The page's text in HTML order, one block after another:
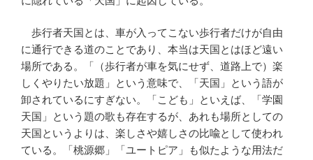
歩行者天国とは、車が入ってこない歩行者だけが自由
に通行できる道のことであり、本当は天国とはほど遠い
場所である。「（歩行者が車を気にせず、道路上で）楽
しくやりたい放題」という意味で、「天国」という語が
卸されているにすぎない。「こども」といえば、「学園
天国」という題の歌も存在するが、あれも場所としての
天国というよりは、楽しさや嬉しさの比喩として使われ
ている。「桃源郷」「ユートピア」も似たような用法だ